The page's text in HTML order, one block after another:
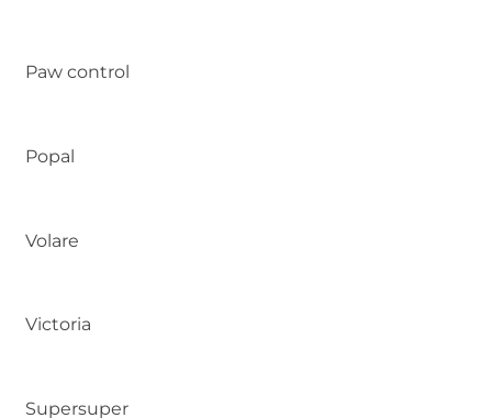
Paw control
Popal
Volare
Victoria
Supersuper